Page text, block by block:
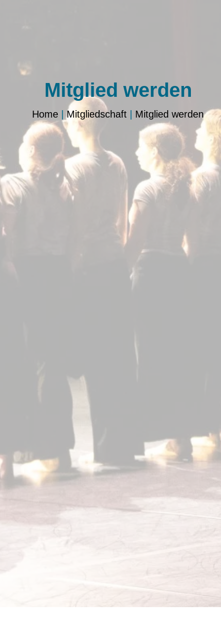
Mitglied werden
Home |Mitgliedschaft Mitglied werden